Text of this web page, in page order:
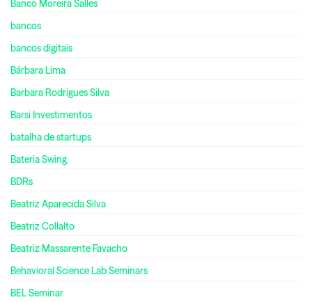
Banco Moreira Salles
bancos
bancos digitais
Bárbara Lima
Barbara Rodrigues Silva
Barsi Investimentos
batalha de startups
Bateria Swing
BDRs
Beatriz Aparecida Silva
Beatriz Collalto
Beatriz Massarente Favacho
Behavioral Science Lab Seminars
BEL Seminar